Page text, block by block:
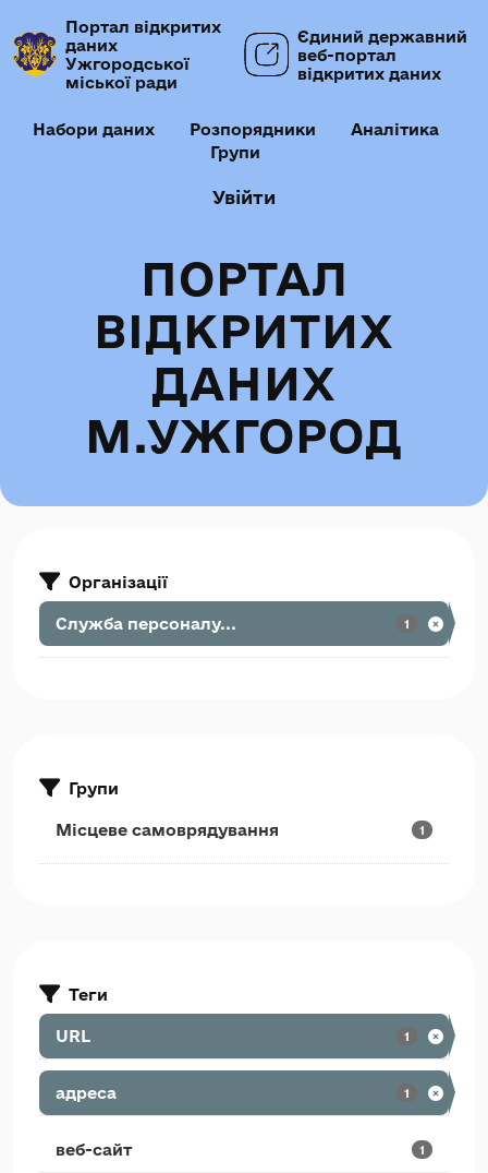
Портал відкритих
даних
Ужгородської
міської ради
Єдиний державний
веб-портал
відкритих даних
Набори даних Розпорядники
Аналітика
Групи
Увійти
ПОРТАЛ
ВІДКРИТИХ
ДАНИХ
М.УЖГОРОД
Організації
Служба персоналу... 1
Групи
Місцеве самоврядування 1
Теги
URL 1
адреса 1
веб-сайт 1